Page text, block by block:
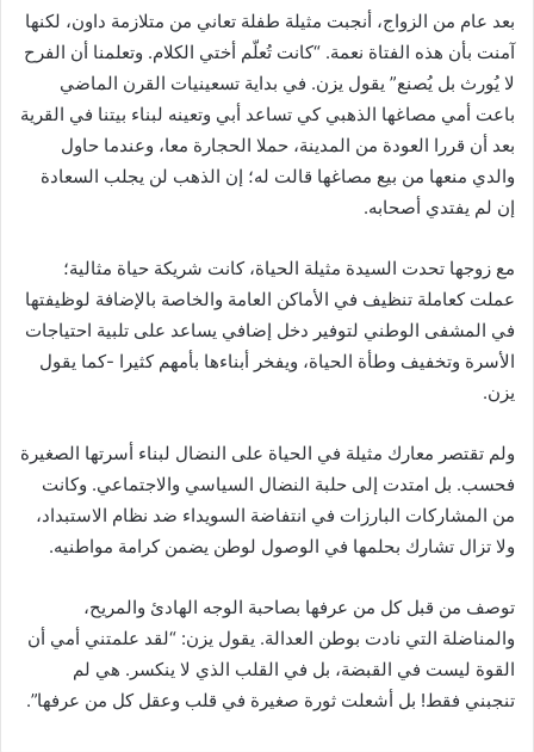
بعد عام من الزواج، أنجبت مثيلة طفلة تعاني من متلازمة داون، لكنها
آمنت بأن هذه الفتاة نعمة. “كانت تُعلّم أختي الكلام. وتعلمنا أن الفرح
لا يُورث بل يُصنع” يقول يزن. في بداية تسعينيات القرن الماضي
باعت أمي مصاغها الذهبي كي تساعد أبي وتعينه لبناء بيتنا في القرية
بعد أن قررا العودة من المدينة، حملا الحجارة معا، وعندما حاول
والدي منعها من بيع مصاغها قالت له؛ إن الذهب لن يجلب السعادة
إن لم يفتدي أصحابه.
مع زوجها تحدت السيدة مثيلة الحياة، كانت شريكة حياة مثالية؛
عملت كعاملة تنظيف في الأماكن العامة والخاصة بالإضافة لوظيفتها
في المشفى الوطني لتوفير دخل إضافي يساعد على تلبية احتياجات
الأسرة وتخفيف وطأة الحياة، ويفخر أبناءها بأمهم كثيرا -كما يقول
يزن.
ولم تقتصر معارك مثيلة في الحياة على النضال لبناء أسرتها الصغيرة
فحسب. بل امتدت إلى حلبة النضال السياسي والاجتماعي. وكانت
من المشاركات البارزات في انتفاضة السويداء ضد نظام الاستبداد،
ولا تزال تشارك بحلمها في الوصول لوطن يضمن كرامة مواطنيه.
توصف من قبل كل من عرفها بصاحبة الوجه الهادئ والمريح،
والمناضلة التي نادت بوطن العدالة. يقول يزن: “لقد علمتني أمي أن
القوة ليست في القبضة، بل في القلب الذي لا ينكسر. هي لم
تنجبني فقط! بل أشعلت ثورة صغيرة في قلب وعقل كل من عرفها”.